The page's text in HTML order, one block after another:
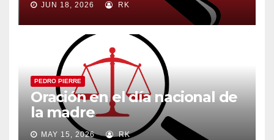
JUN 18, 2026 RK
PEDRO PIERRE
Oración en el día nacional de
la madre
MAY 15, 2026 RK